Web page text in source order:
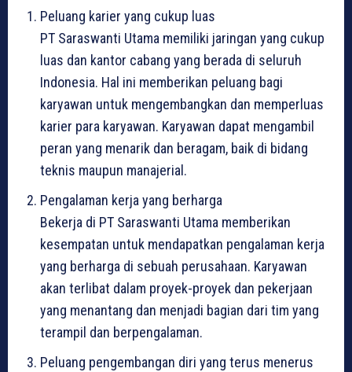
Peluang karier yang cukup luas
PT Saraswanti Utama memiliki jaringan yang cukup
luas dan kantor cabang yang berada di seluruh
Indonesia. Hal ini memberikan peluang bagi
karyawan untuk mengembangkan dan memperluas
karier para karyawan. Karyawan dapat mengambil
peran yang menarik dan beragam, baik di bidang
teknis maupun manajerial.
Pengalaman kerja yang berharga
Bekerja di PT Saraswanti Utama memberikan
kesempatan untuk mendapatkan pengalaman kerja
yang berharga di sebuah perusahaan. Karyawan
akan terlibat dalam proyek-proyek dan pekerjaan
yang menantang dan menjadi bagian dari tim yang
terampil dan berpengalaman.
Peluang pengembangan diri yang terus menerus